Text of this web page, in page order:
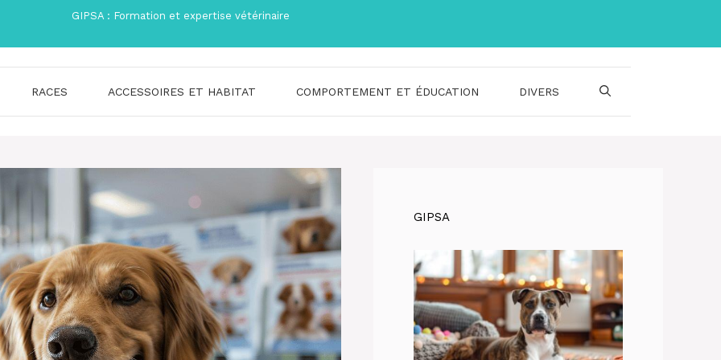
GIPSA : Formation et expertise vétérinaire
RACES ACCESSOIRES ET HABITAT COMPORTEMENT ET ÉDUCATION DIVERS
GIPSA